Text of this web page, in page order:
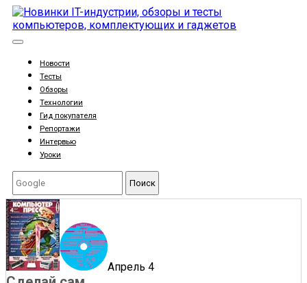
Новости
Тесты
Обзоры
Технологии
Гид покупателя
Репортажи
Интервью
Уроки
Поиск
Апрель 4